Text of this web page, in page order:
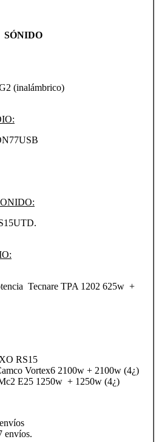
SÓNIDO
(inalámbrico)
CDN77USB
Tecnare TPA 1202 625w +
RS15
Vortex6 2100w + 2100w (4¿)
E25 1250w + 1250w (4¿)
envíos.